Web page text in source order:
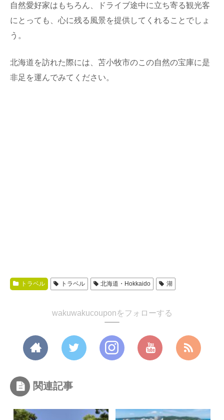
自然愛好家はもちろん、ドライブ途中に立ち寄る観光客
にとっても、心に残る風景を提供してくれることでしょ
う。
北海道を訪れた際には、苫小牧市のこの自然の宝庫に是
非足を運んでみてください。
トラベル トラベル 北海道・Hokkaido 湖
wakuwakucouponをフォローする
関連記事